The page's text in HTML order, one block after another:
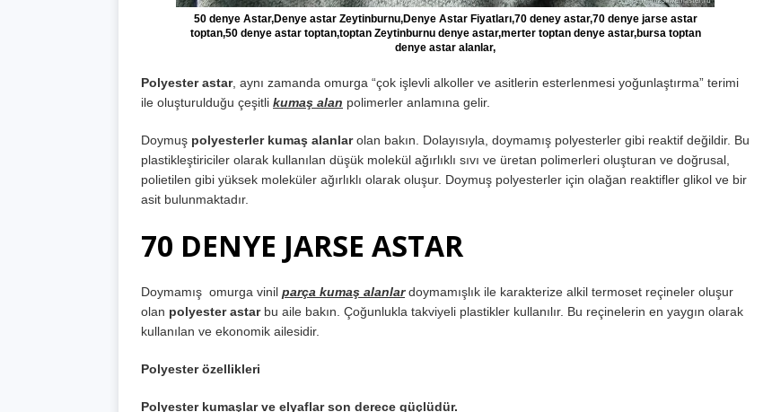
50 denye Astar,Denye astar Zeytinburnu,Denye Astar Fiyatları,70 deney astar,70 denye jarse astar
toptan,50 denye astar toptan,toptan Zeytinburnu denye astar,merter toptan denye astar,bursa toptan
denye astar alanlar,
Polyester astar, aynı zamanda omurga “çok işlevli alkoller ve asitlerin esterlenmesi yoğunlaştırma” terimi
ile oluşturulduğu çeşitli kumaş alan polimerler anlamına gelir.
Doymuş polyesterler kumaş alanlarolan bakın. Dolayısıyla, doymamış polyesterler gibi reaktif değildir. Bu
plastikleştiriciler olarak kullanılan düşük molekül ağırlıklı sıvı ve üretan polimerleri oluşturan ve doğrusal,
polietilen gibi yüksek moleküler ağırlıklı olarak oluşur. Doymuş polyesterler için olağan reaktifler glikol ve bir
asit bulunmaktadır.
70 DENYE JARSE ASTAR
Doymamış omurga vinil parça kumaş alanlardoymamışlık ile karakterize alkil termoset reçineler oluşur
olan polyester astarbu aile bakın. Çoğunlukla takviyeli plastikler kullanılır. Bu reçinelerin en yaygın olarak
kullanılan ve ekonomik ailesidir.
Polyester özellikleri
Polyester kumaşlar ve elyaflar son derece güçlüdür.